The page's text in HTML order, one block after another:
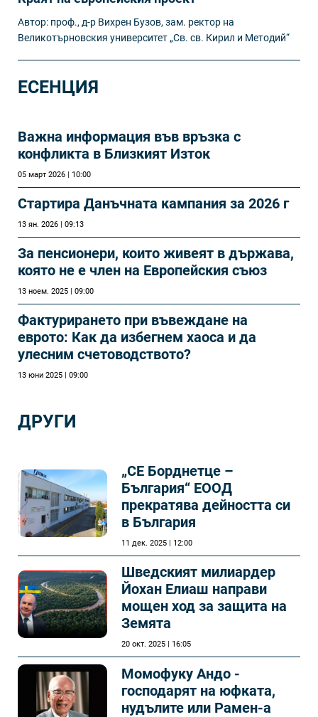
Автор: проф., д-р Вихрен Бузов, зам. ректор на
Великотърновския университет „Св. св. Кирил и Методий“
ЕСЕНЦИЯ
Важна информация във връзка с
конфликта в Близкият Изток
05 март 2026 | 10:00
Стартира Данъчната кампания за 2026 г
13 ян. 2026 | 09:13
За пенсионери, които живеят в държава,
която не е член на Европейския съюз
13 ноем. 2025 | 09:00
Фактурирането при въвеждане на
еврото: Как да избегнем хаоса и да
улесним счетоводството?
13 юни 2025 | 09:00
ДРУГИ
„СЕ Борднетце –
България“ ЕООД
прекратява дейността си
в България
11 дек. 2025 | 12:00
Шведският милиардер
Йохан Елиаш направи
мощен ход за защита на
Земята
20 окт. 2025 | 16:05
Момофуку Андо -
господарят на юфката,
нудълите или Рамен-а